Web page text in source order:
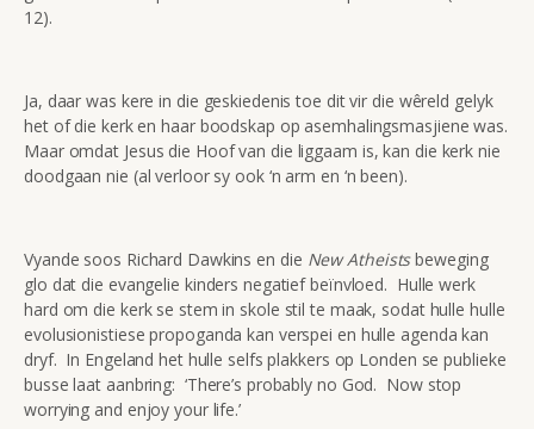
12).
Ja, daar was kere in die geskiedenis toe dit vir die wêreld gelyk
het of die kerk en haar boodskap op asemhalingsmasjiene was.
Maar omdat Jesus die Hoof van die liggaam is, kan die kerk nie
doodgaan nie (al verloor sy ook ‘n arm en ‘n been).
Vyande soos Richard Dawkins en die New Atheistsbeweging
glo dat die evangelie kinders negatief beïnvloed. Hulle werk
hard om die kerk se stem in skole stil te maak, sodat hulle hulle
evolusionistiese propoganda kan verspei en hulle agenda kan
dryf. In Engeland het hulle selfs plakkers op Londen se publieke
busse laat aanbring: ‘There’s probably no God. Now stop
worrying and enjoy your life.’